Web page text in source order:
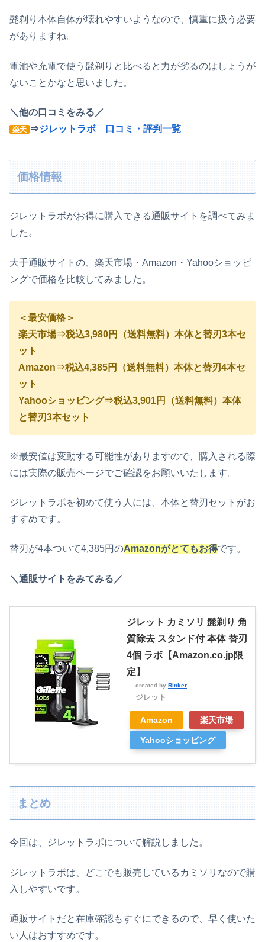
髭剃り本体自体が壊れやすいようなので、慎重に扱う必要
がありますね。
電池や充電で使う髭剃りと比べると力が劣るのはしょうが
ないことかなと思いました。
＼他の口コミをみる／
楽天 ⇒ジレットラボ 口コミ・評判一覧
価格情報
ジレットラボがお得に購入できる通販サイトを調べてみま
した。
大手通販サイトの、楽天市場・Amazon・Yahooショッピ
ングで価格を比較してみました。
＜最安価格＞
楽天市場⇒税込3,980円（送料無料）本体と替刃3本セ
ット
Amazon⇒税込4,385円（送料無料）本体と替刃4本セ
ット
Yahooショッピング⇒税込3,901円（送料無料）本体
と替刃3本セット
※最安値は変動する可能性がありますので、購入される際
には実際の販売ページでご確認をお願いいたします。
ジレットラボを初めて使う人には、本体と替刃セットがお
すすめです。
替刃が4本ついて4,385円のAmazonがとてもお得です。
＼通販サイトをみてみる／
ジレット カミソリ 髭剃り 角
質除去 スタンド付 本体 替刃
4個 ラボ【Amazon.co.jp限
定】
created by Rinker
ジレット
Amazon 楽天市場
Yahooショッピング
まとめ
今回は、ジレットラボについて解説しました。
ジレットラボは、どこでも販売しているカミソリなので購
入しやすいです。
通販サイトだと在庫確認もすぐにできるので、早く使いた
い人はおすすめです。